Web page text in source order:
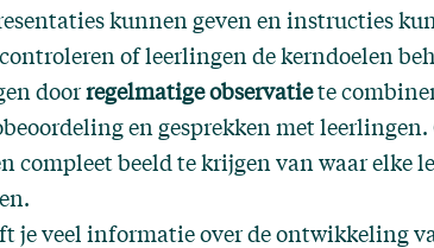
kunnen geven en instructies
of leerlingen de kerndoelen
doorregelmatige observatiete
en gesprekken met leerlingen.
compleet beeld te krijgen van waar elke
je veel informatie over de ontwikkeling